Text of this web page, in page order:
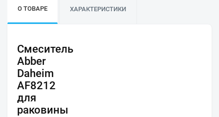
О ТОВАРЕ ХАРАКТЕРИСТИКИ
Смеситель
Abber
Daheim
AF8212
для
раковины